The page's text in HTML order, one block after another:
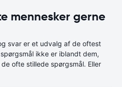
mennesker gerne
svar er et udvalg af de oftest
ikke er iblandt dem,
ofte stillede spørgsmål. Eller